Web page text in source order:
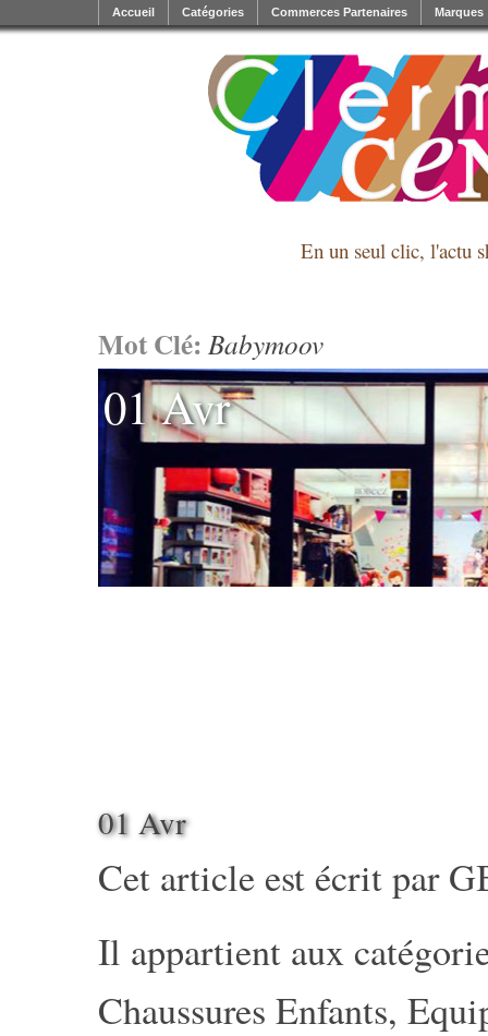
En un seul clic, l'actu
Accueil Catégories Commerces Partenaires Marques
Mot Clé: Babymoov
01 Avr
01 Avr
Cet article est écrit par
Il appartient aux
Chaussures Enfants,